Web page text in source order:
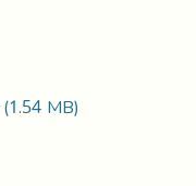
(1.54 MB)